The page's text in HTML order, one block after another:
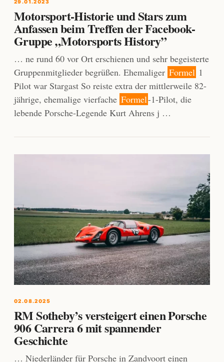
29.01.2023
Motorsport-Historie und Stars zum
Anfassen beim Treffen der Facebook-
Gruppe „Motorsports History”
… ne rund 60 vor Ort erschienen und sehr begeisterte
Gruppenmitglieder begrüßen. Ehemaliger Formel 1
Pilot war Stargast So reiste extra der mittlerweile 82-
jährige, ehemalige vierfache Formel-1-Pilot, die
lebende Porsche-Legende Kurt Ahrens j …
02.08.2025
RM Sotheby’s versteigert einen Porsche
906 Carrera 6 mit spannender
Geschichte
… Niederländer für Porsche in Zandvoort einen